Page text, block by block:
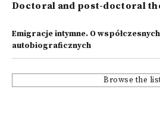
Doctoral and post-doctoral
Emigracje intymne. O
autobiograficznych
Browse the